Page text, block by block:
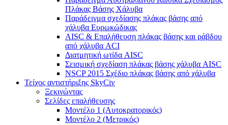
Πλάκας Βάσης Χάλυβα
Παράδειγμα σχεδίασης πλάκας βάσης από
χάλυβα Ευρωκώδικας
AISC & Επαλήθευση πλάκας βάσης και ράβδου
από χάλυβα ACI
Διατμητική ωτίδα AISC
Σεισμική σχεδίαση πλάκας βάσης χάλυβα AISC
NSCP 2015 Σχέδιο πλάκας βάσης από χάλυβα
Τείχος αντιστήριξης SkyCiv
Ξεκινώντας
Σελίδες επαλήθευσης
Μοντέλο 1 (Αυτοκρατορικός)
Μοντέλο 2 (Μετρικός)